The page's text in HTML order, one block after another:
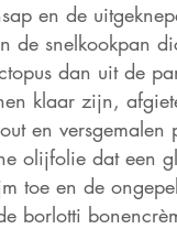
en de
de snelkookpan
dan uit de
klaar zijn,
en versgemalen
olijfolie dat een
toe en de
borlotti bonencrè